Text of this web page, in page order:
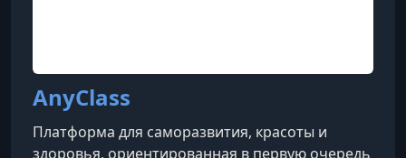
AnyClass
Платформа для саморазвития, красоты и
здоровья, ориентированная в первую очередь